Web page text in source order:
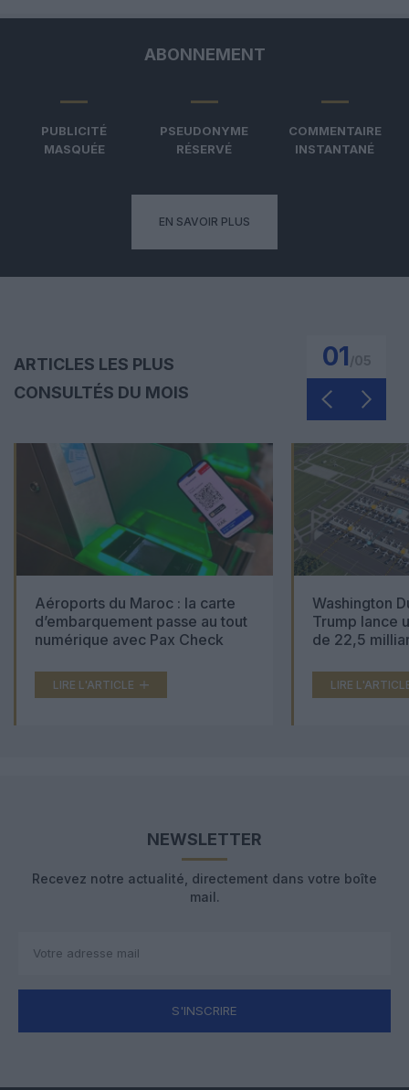
ABONNEMENT
PUBLICITÉ
MASQUÉE
PSEUDONYME
RÉSERVÉ
COMMENTAIRE
INSTANTANÉ
EN SAVOIR PLUS
ARTICLES LES PLUS
CONSULTÉS DU MOIS
01
Aéroports du Maroc : la carte
d’embarquement passe au tout
numérique avec Pax Check
LIRE L'ARTICLE
Washington
Trump lance
de 22,5
LIRE
NEWSLETTER
Recevez notre actualité, directement dans votre boîte
mail.
S'INSCRIRE